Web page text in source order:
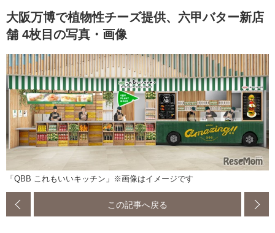
大阪万博で植物性チーズ提供、六甲バター新店
舗 4枚目の写真・画像
「QBB これもいいキッチン」※画像はイメージです
この記事へ戻る